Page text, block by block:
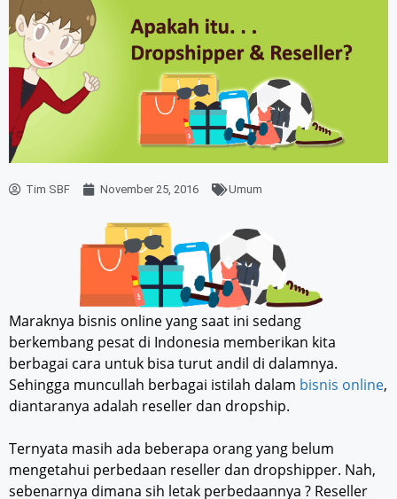
Tim SBF November 25, 2016 Umum
Maraknya bisnis online yang saat ini sedang
berkembang pesat di Indonesia memberikan kita
berbagai cara untuk bisa turut andil di dalamnya.
Sehingga muncullah berbagai istilah dalam bisnis online,
diantaranya adalah reseller dan dropship.
Ternyata masih ada beberapa orang yang belum
mengetahui perbedaan reseller dan dropshipper. Nah,
sebenarnya dimana sih letak perbedaannya ? Reseller